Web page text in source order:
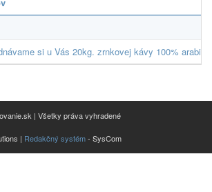
si u Vás 20kg. zrnkovej kávy 100%
| Všetky práva vyhradené
| Redakčný systém- SysCom